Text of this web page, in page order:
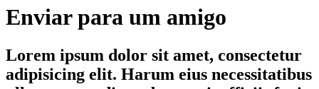
Enviar para um amigo
Lorem ipsum dolor sit amet, consectetur
adipisicing elit. Harum eius necessitatibus